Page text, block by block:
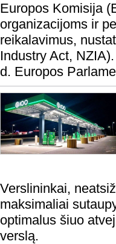
Europos Komisija
organizacijoms ir
reikalavimus,
Industry Act,
d. Europos
Verslininkai,
maksimaliai
optimalus šiuo
verslą.